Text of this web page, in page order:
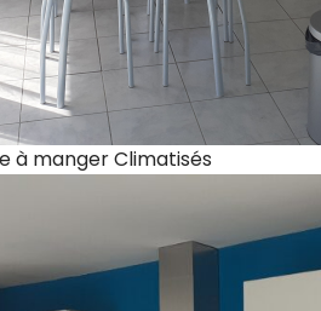
à manger Climatisés